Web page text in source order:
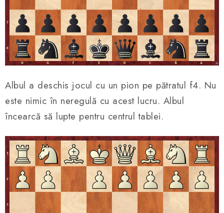
Albul a deschis jocul cu un pion pe pătratul f4. Nu
este nimic în neregulă cu acest lucru. Albul
încearcă să lupte pentru centrul tablei.